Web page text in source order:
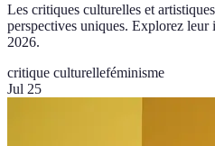
Les critiques culturelles et
perspectives uniques. Explorez leur
2026.
critique culturelleféminisme
Jul 25